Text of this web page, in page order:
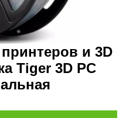
и 3D
Tiger 3D PC